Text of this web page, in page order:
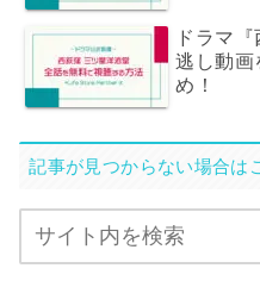
ドラマ
逃し動画
め！
記事が見つからない場合は